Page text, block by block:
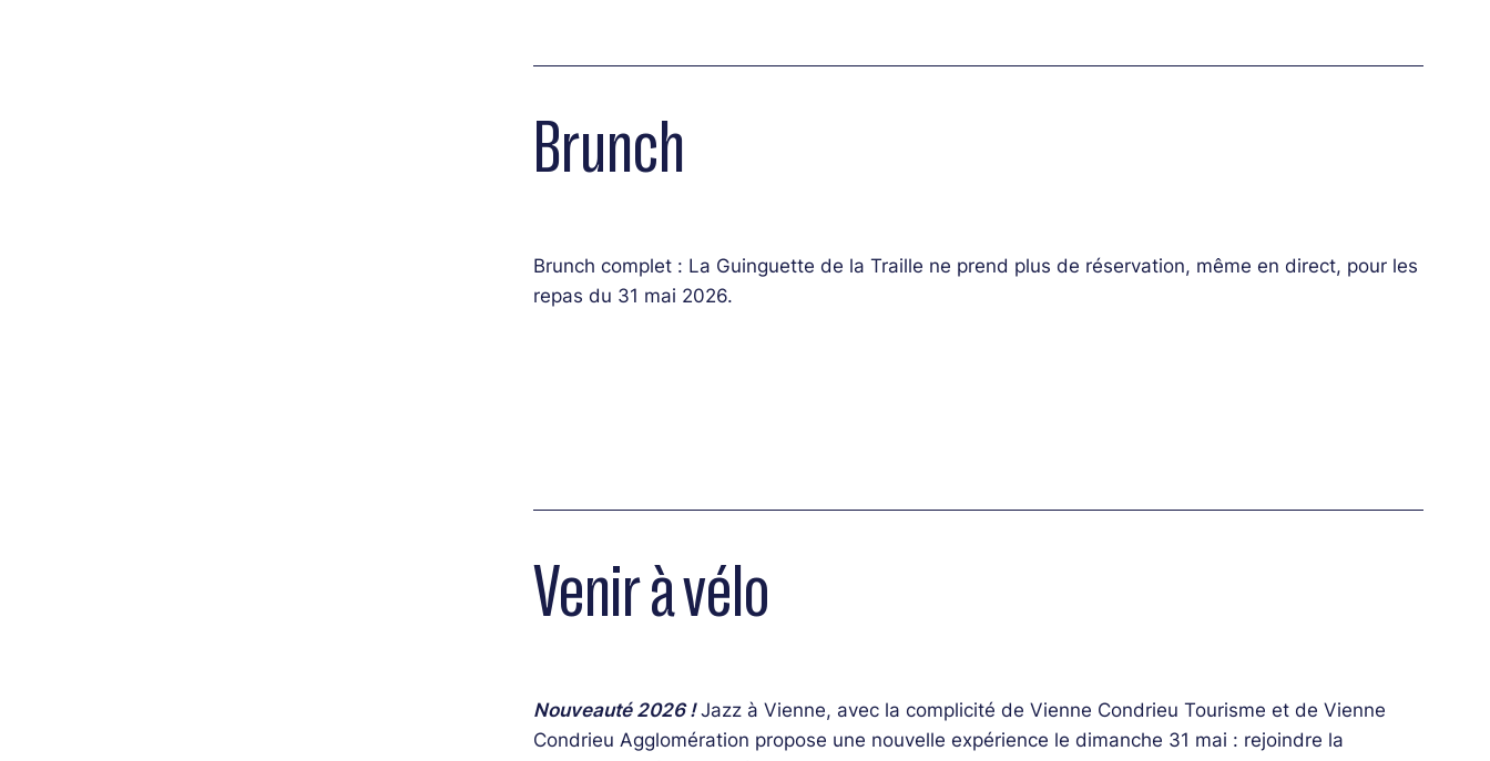
Phil Motion (congas, voix)
Brunch
Brunch complet : La Guinguette de la Traille ne prend plus de réservation, même en direct, pour les
repas du 31 mai 2026.
Venir à vélo
Nouveauté 2026 !Jazz à Vienne, avec la complicité de Vienne Condrieu Tourisme et de Vienne
Condrieu Agglomération propose une nouvelle expérience le dimanche 31 mai : rejoindre la